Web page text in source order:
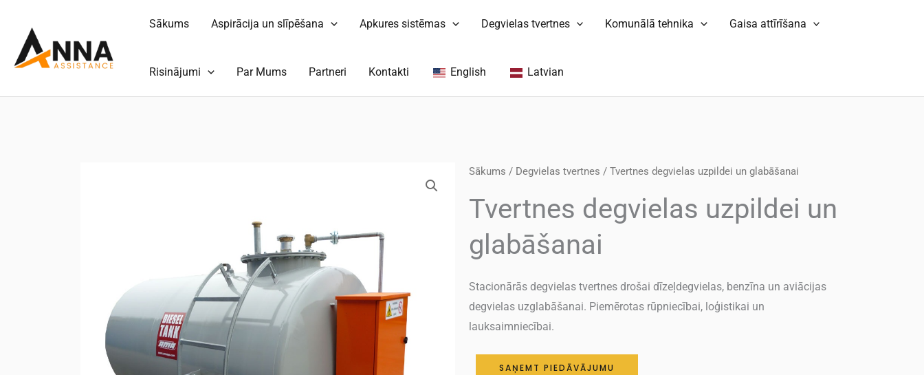
saturu
Sākums Aspirācija un slīpēšana Apkures sistēmas Degvielas tvertnes Komunālā tehnika Gaisa attīrīšana
Risinājumi Par Mums Partneri Kontakti English Latvian
Sākums / Degvielas tvertnes / Tvertnes degvielas uzpildei un glabāšanai
Tvertnes degvielas uzpildei un
glabāšanai
Stacionārās degvielas tvertnes drošai dīzeļdegvielas, benzīna un aviācijas
degvielas uzglabāšanai. Piemērotas rūpniecībai, loģistikai un
lauksaimniecībai.
SAŅEMT PIEDĀVĀJUMU